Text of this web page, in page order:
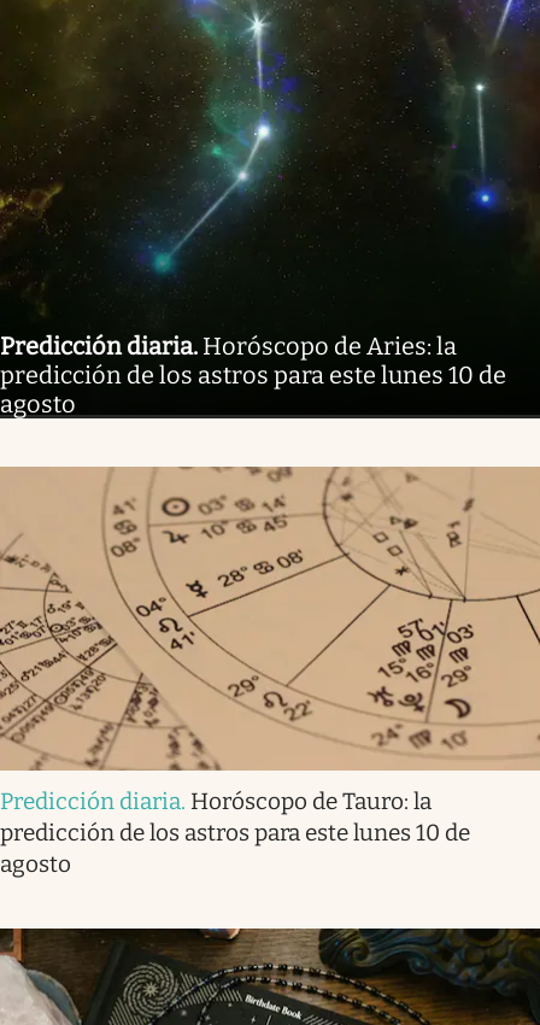
Predicción diaria. Horóscopo de Aries: la
predicción de los astros para este lunes 10 de
agosto
Predicción diaria. Horóscopo de Tauro: la
predicción de los astros para este lunes 10 de
agosto